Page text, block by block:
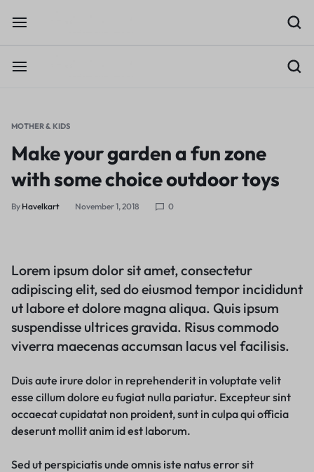
MOTHER & KIDS
Make your garden a fun zone
with some choice outdoor toys
By Havelkart November 1, 2018 0
Lorem ipsum dolor sit amet, consectetur
adipiscing elit, sed do eiusmod tempor incididunt
ut labore et dolore magna aliqua. Quis ipsum
suspendisse ultrices gravida. Risus commodo
viverra maecenas accumsan lacus vel facilisis.
Duis aute irure dolor in reprehenderit in voluptate velit
esse cillum dolore eu fugiat nulla pariatur. Excepteur sint
occaecat cupidatat non proident, sunt in culpa qui officia
deserunt mollit anim id est laborum.
Sed ut perspiciatis unde omnis iste natus error sit